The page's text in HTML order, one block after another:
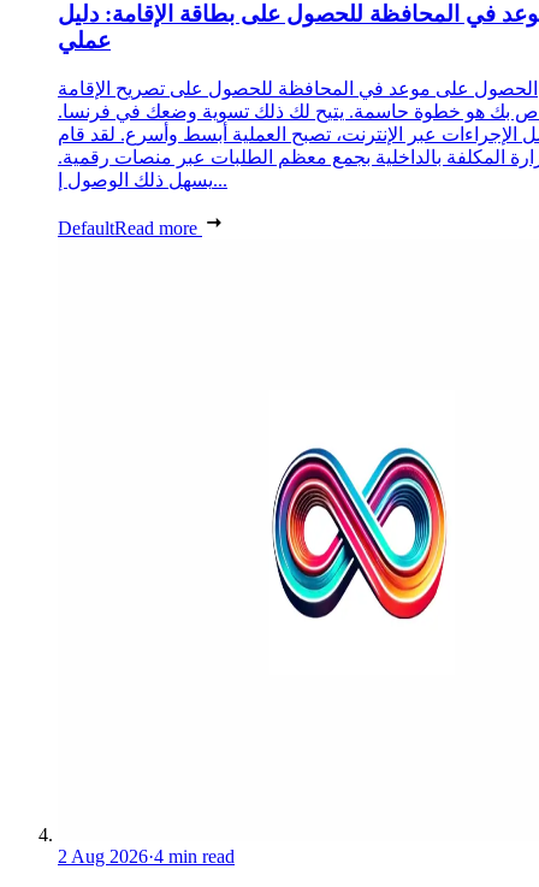
في المحافظة للحصول على بطاقة الإقامة: دليل
عملي
الحصول على موعد في المحافظة للحصول على تصريح الإقامة
بك هو خطوة حاسمة. يتيح لك ذلك تسوية وضعك في فرنسا.
الإجراءات عبر الإنترنت، تصبح العملية أبسط وأسرع. لقد قام
المكلفة بالداخلية بجمع معظم الطلبات عبر منصات رقمية.
يسهل ذلك الوصول إ...
DefaultRead more
2 Aug 2026·4 min read